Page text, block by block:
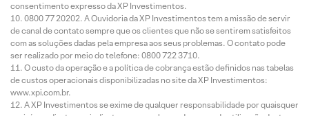
consentimento expresso da XP Investimentos.
0800 77 20202. A Ouvidoria da XP Investimentos tem a missão de servir
de canal de contato sempre que os clientes que não se sentirem satisfeitos
com as soluções dadas pela empresa aos seus problemas. O contato pode
ser realizado por meio do telefone: 0800 722 3710.
O custo da operação e a política de cobrança estão definidos nas tabelas
de custos operacionais disponibilizadas no site da XP Investimentos:
www.xpi.com.br.
A XP Investimentos se exime de qualquer responsabilidade por quaisquer